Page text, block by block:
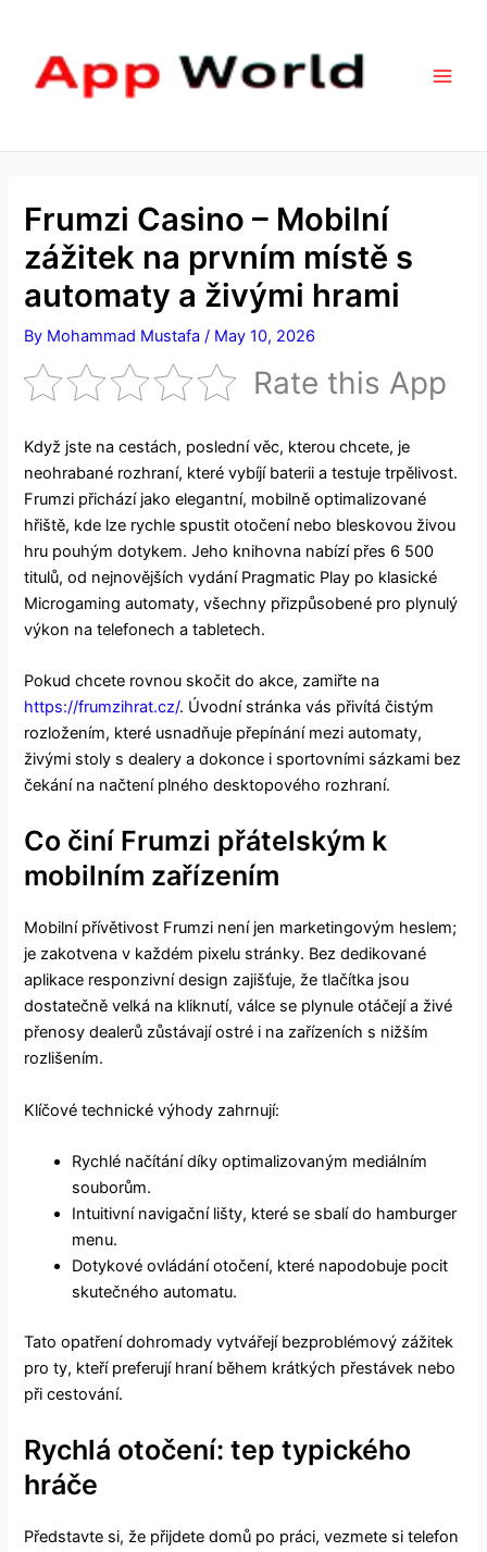
content
Frumzi Casino – Mobilní
zážitek na prvním místě s
automaty a živými hrami
By Mohammad Mustafa/ May 10, 2026
Rate this App
Když jste na cestách, poslední věc, kterou chcete, je
neohrabané rozhraní, které vybíjí baterii a testuje trpělivost.
Frumzi přichází jako elegantní, mobilně optimalizované
hřiště, kde lze rychle spustit otočení nebo bleskovou živou
hru pouhým dotykem. Jeho knihovna nabízí přes 6 500
titulů, od nejnovějších vydání Pragmatic Play po klasické
Microgaming automaty, všechny přizpůsobené pro plynulý
výkon na telefonech a tabletech.
Pokud chcete rovnou skočit do akce, zamiřte na
https://frumzihrat.cz/. Úvodní stránka vás přivítá čistým
rozložením, které usnadňuje přepínání mezi automaty,
živými stoly s dealery a dokonce i sportovními sázkami bez
čekání na načtení plného desktopového rozhraní.
Co činí Frumzi přátelským k
mobilním zařízením
Mobilní přívětivost Frumzi není jen marketingovým heslem;
je zakotvena v každém pixelu stránky. Bez dedikované
aplikace responzivní design zajišťuje, že tlačítka jsou
dostatečně velká na kliknutí, válce se plynule otáčejí a živé
přenosy dealerů zůstávají ostré i na zařízeních s nižším
rozlišením.
Klíčové technické výhody zahrnují:
Rychlé načítání díky optimalizovaným mediálním
souborům.
Intuitivní navigační lišty, které se sbalí do hamburger
menu.
Dotykové ovládání otočení, které napodobuje pocit
skutečného automatu.
Tato opatření dohromady vytvářejí bezproblémový zážitek
pro ty, kteří preferují hraní během krátkých přestávek nebo
při cestování.
Rychlá otočení: tep typického
hráče
Představte si, že přijdete domů po práci, vezmete si telefon